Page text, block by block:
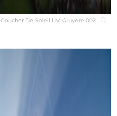
Coucher De Soleil Lac Gruyere 002